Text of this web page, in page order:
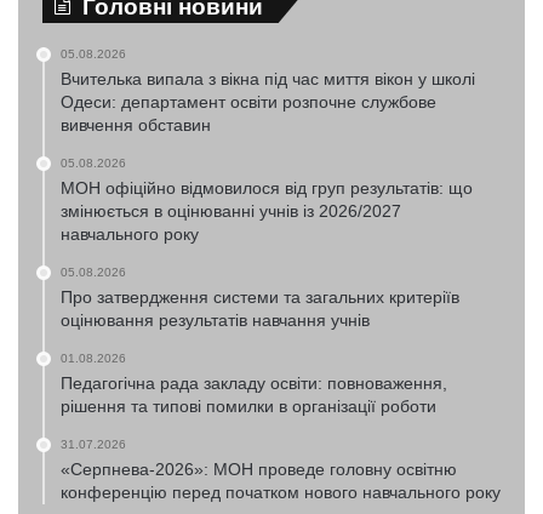
Головні новини
05.08.2026
Вчителька випала з вікна під час миття вікон у школі
Одеси: департамент освіти розпочне службове
вивчення обставин
05.08.2026
МОН офіційно відмовилося від груп результатів: що
змінюється в оцінюванні учнів із 2026/2027
навчального року
05.08.2026
Про затвердження системи та загальних критеріїв
оцінювання результатів навчання учнів
01.08.2026
Педагогічна рада закладу освіти: повноваження,
рішення та типові помилки в організації роботи
31.07.2026
«Серпнева-2026»: МОН проведе головну освітню
конференцію перед початком нового навчального року